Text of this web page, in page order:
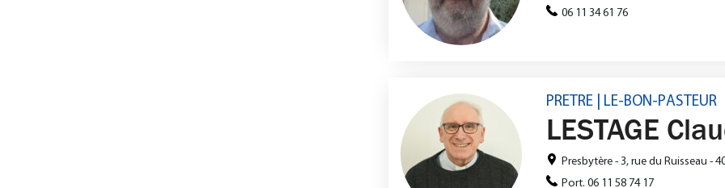
06 11 34 61 76
PRETRE | LE-BON-PASTEUR
LESTAGE
Presbytère - 3, rue du Ruisseau -
Port. 06 11 58 74 17